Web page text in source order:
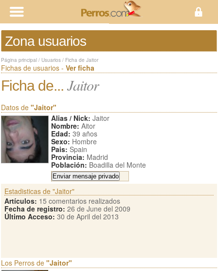
Zona usuarios
Página principal / Usuarios / Ficha de Jaitor
Fichas de usuarios - Ver ficha
Ficha de... Jaitor
Datos de "Jaitor"
Alias / Nick: Jaitor
Nombre: Aitor
Edad: 39 años
Sexo: Hombre
Pais: Spain
Provincia: Madrid
Población: Boadilla del Monte
Estadisticas de "Jaitor"
Artículos: 15 comentarios realizados
Fecha de registro: 26 de June del 2009
Último Acceso: 30 de April del 2013
Los Perros de "Jaitor"